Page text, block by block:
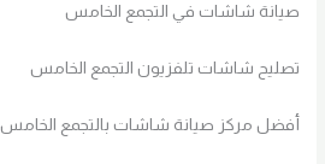
صيانة شاشات في التجمع الخامس
تصليح شاشات تلفزيون التجمع الخامس
أفضل مركز صيانة شاشات بالتجمع الخامس